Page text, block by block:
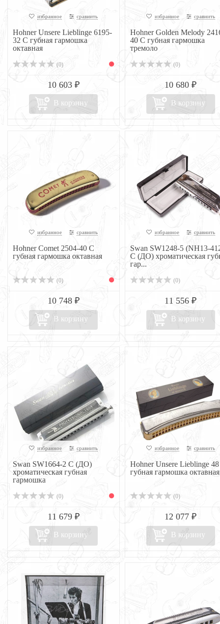
избранное сравнить
Hohner Unsere Lieblinge 6195-
32 C губная гармошка
октавная
(0)
10 603 ₽
В корзину
избранное сравнить
Hohner Golden Melody
40 C губная гармошка
тремоло
(0)
10 680 ₽
В корзину
избранное сравнить
Hohner Comet 2504-40 C
губная гармошка октавная
(0)
10 748 ₽
В корзину
избранное сравнить
Swan SW1248-5 (NH13-
C (ДО) хроматическая
гар...
(0)
11 556 ₽
В корзину
избранное сравнить
Swan SW1664-2 C (ДО)
хроматическая губная
гармошка
(0)
11 679 ₽
В корзину
избранное сравнить
Hohner Unsere Lieblinge
губная гармошка октавная
(0)
12 077 ₽
В корзину